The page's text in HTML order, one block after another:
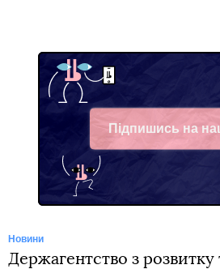
Підпишись на
Facebook
Новини
Держагентство з